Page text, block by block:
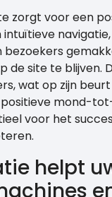
zorgt voor een
de site te blijven.
wat op zijn
mond-
voor het
helpt